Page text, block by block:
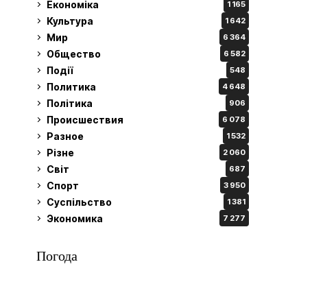
Економіка 1 165
Культура 1 642
Мир 6 364
Общество 6 582
Події 548
Политика 4 648
Політика 906
Происшествия 6 078
Разное 1 532
Різне 2 060
Світ 687
Спорт 3 950
Суспільство 1 381
Экономика 7 277
Погода